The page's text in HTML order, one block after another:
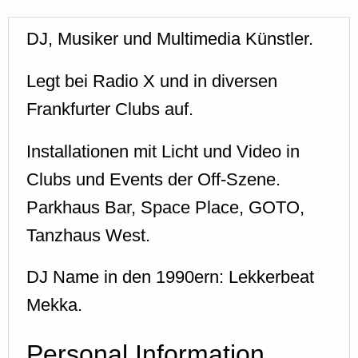
DJ, Musiker und Multimedia Künstler.
Legt bei Radio X und in diversen
Frankfurter Clubs auf.
Installationen mit Licht und Video in
Clubs und Events der Off-Szene.
Parkhaus Bar, Space Place, GOTO,
Tanzhaus West.
DJ Name in den 1990ern: Lekkerbeat
Mekka.